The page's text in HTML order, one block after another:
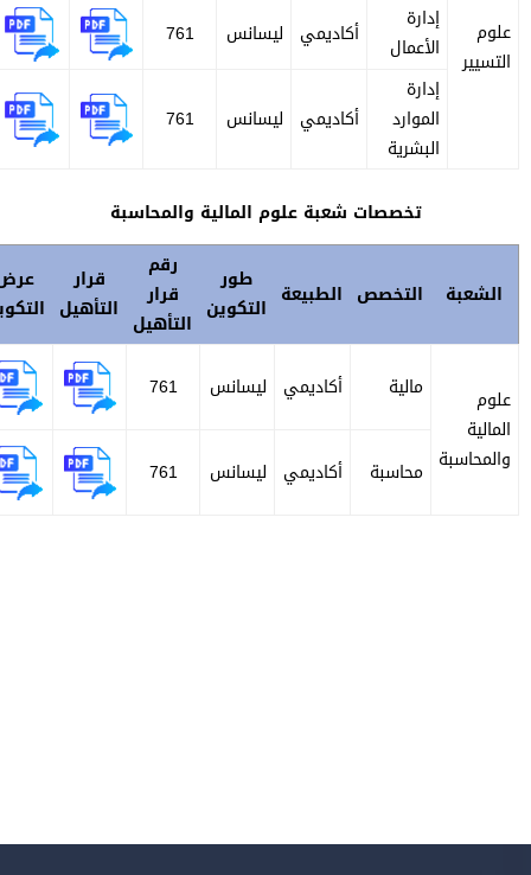
إدارة
الأعمال
أكاديمي ليسانس
761
إدارة
الموارد
البشرية
أكاديمي ليسانس 761
تخصصات شعبة علوم المالية والمحاسبة
الشعبة التخصص الطبيعة
طور
التكوين
رقم
قرار
التأهيل
قرار
التأهيل
عرض
التكوين
مالية أكاديمي ليسانس 761
محاسبة أكاديمي ليسانس 761